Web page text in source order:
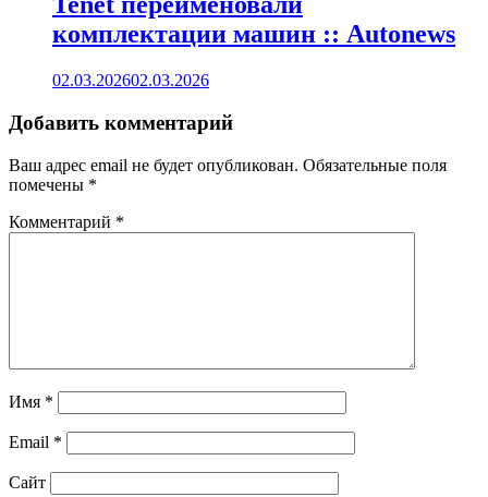
комплектации машин :: Autonews
02.03.202602.03.2026
Добавить комментарий
Ваш адрес email не будет опубликован. Обязательные поля
помечены *
Комментарий *
Имя *
Email *
Сайт